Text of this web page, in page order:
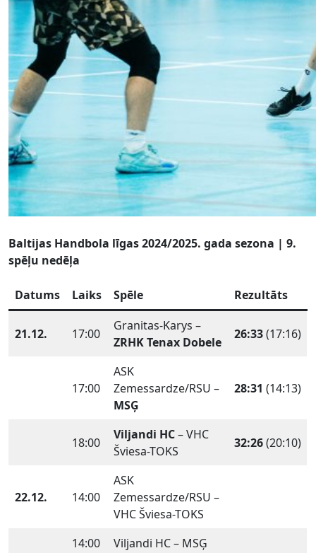
Baltijas Handbola līgas 2024/2025. gada sezona | 9.
spēļu nedēļa
Datums Laiks Spēle Rezultāts
21.12. 17:00
Granitas-Karys –
ZRHK Tenax Dobele
26:33(17:16)
17:00
ASK
Zemessardze/RSU –
MSĢ
28:31 (14:13)
18:00
Viljandi HC– VHC
Šviesa-TOKS
32:26(20:10)
22.12. 14:00
ASK
Zemessardze/RSU –
VHC Šviesa-TOKS
14:00
Viljandi HC – MSĢ